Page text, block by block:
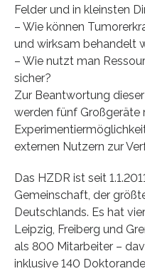
Felder und in kleinsten
– Wie können
und wirksam behandelt
– Wie nutzt man
sicher?
Zur Beantwortung
werden fünf Großgeräte
externen Nutzern zur
Das HZDR ist seit
Gemeinschaft, der
Deutschlands. Es hat
Leipzig, Freiberg und
als 800 Mitarbeiter –
inklusive 140